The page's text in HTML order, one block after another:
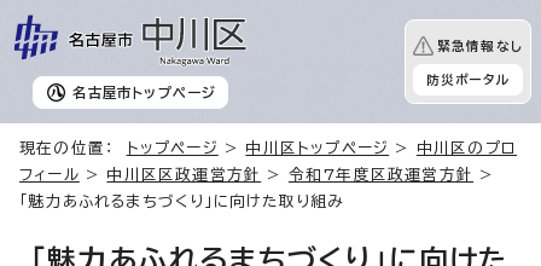
名古屋市 トップページ
緊急情報なし
防災ポータル
現在の位置： トップページ > 中川区トップページ > 中川区のプロ
フィール > 中川区区政運営方針 > 令和7年度区政運営方針
>
「魅力あふれるまちづくり」に向けた取り組み